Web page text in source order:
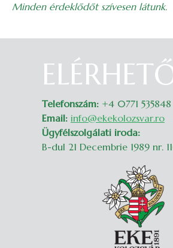
Minden érdeklődőt szívesen látunk.
Telefonszám: +4 0771 535848
Email: info@ekekolozsvar.ro
Ügyfélszolgálati iroda:
B-dul 21 Decembrie 1989 nr.